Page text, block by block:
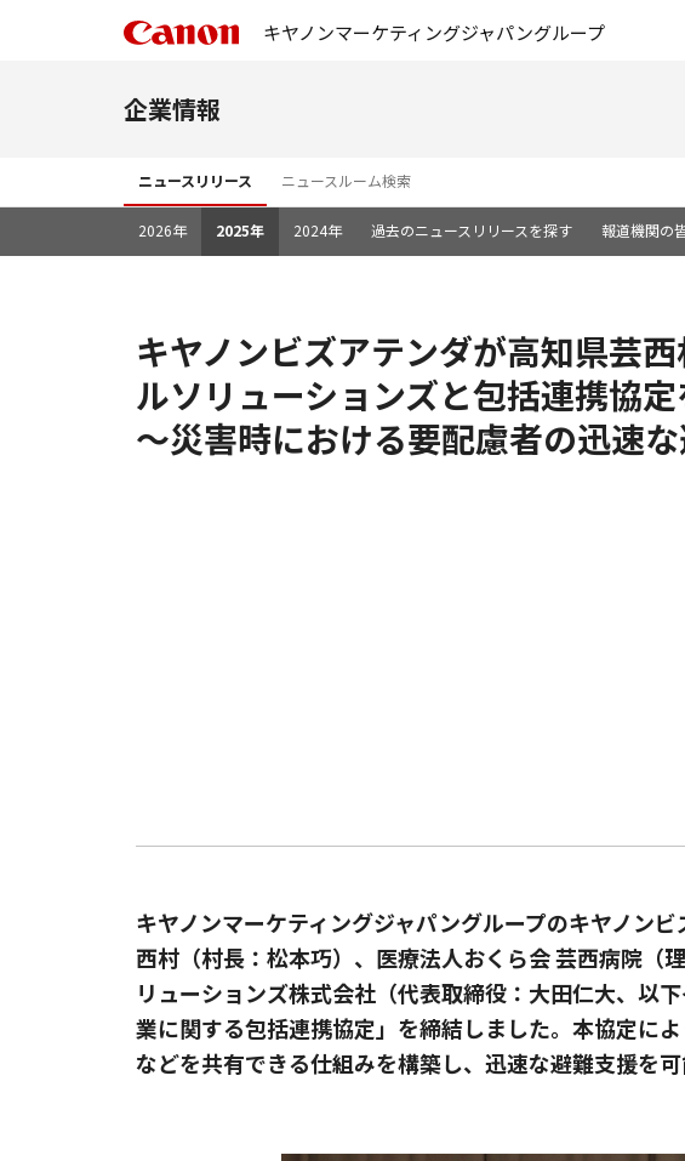
キヤノンマーケティングジャパングループ
企業情報
ニュースリリース ニュースルーム検索
2026年 2025年 2024年 過去のニュースリリースを探す 報道機関の
キヤノンビズアテンダが高知県芸
ルソリューションズと包括連携協
～災害時における要配慮者の迅速
キヤノンマーケティングジャパングループのキヤノン
西村（村長：松本巧）、医療法人おくら会 芸西病院（
リューションズ株式会社（代表取締役：大田仁大、以
業に関する包括連携協定」を締結しました。本協定に
などを共有できる仕組みを構築し、迅速な避難支援を